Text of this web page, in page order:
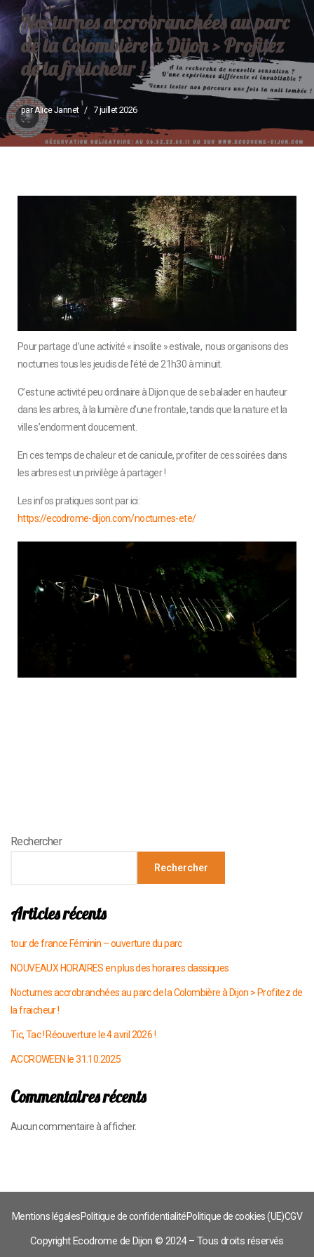
Nocturnes accrobranchées au parc
de la Colombière à Dijon > Profitez
de la fraicheur !
parAlice Jannet 7 juillet 2026
Pour partage d’une activité « insolite » estivale, nous organisons des
nocturnes tous les jeudis de l’été de 21h30 à minuit.
C’est une activité peu ordinaire à Dijon que de se balader en hauteur
dans les arbres, à la lumière d’une frontale, tandis que la nature et la
ville s’endorment doucement.
En ces temps de chaleur et de canicule, profiter de ces soirées dans
les arbres est un privilège à partager!
Les infos pratiques sont par ici:
https://ecodrome-dijon.com/nocturnes-ete/
Rechercher
Rechercher
Articles récents
tour de france Féminin – ouverture du parc
NOUVEAUX HORAIRES en plus des horaires classiques
Nocturnes accrobranchées au parc de la Colombière à Dijon > Profitez de
la fraicheur !
Tic, Tac ! Réouverture le 4 avril 2026 !
ACCROWEEN le 31.10.2025
Commentaires récents
Aucun commentaire à afficher.
Mentions légalesPolitique de confidentialitéPolitique de cookies (UE)CGV
Copyright Ecodrome de Dijon © 2024 – Tous droits réservés